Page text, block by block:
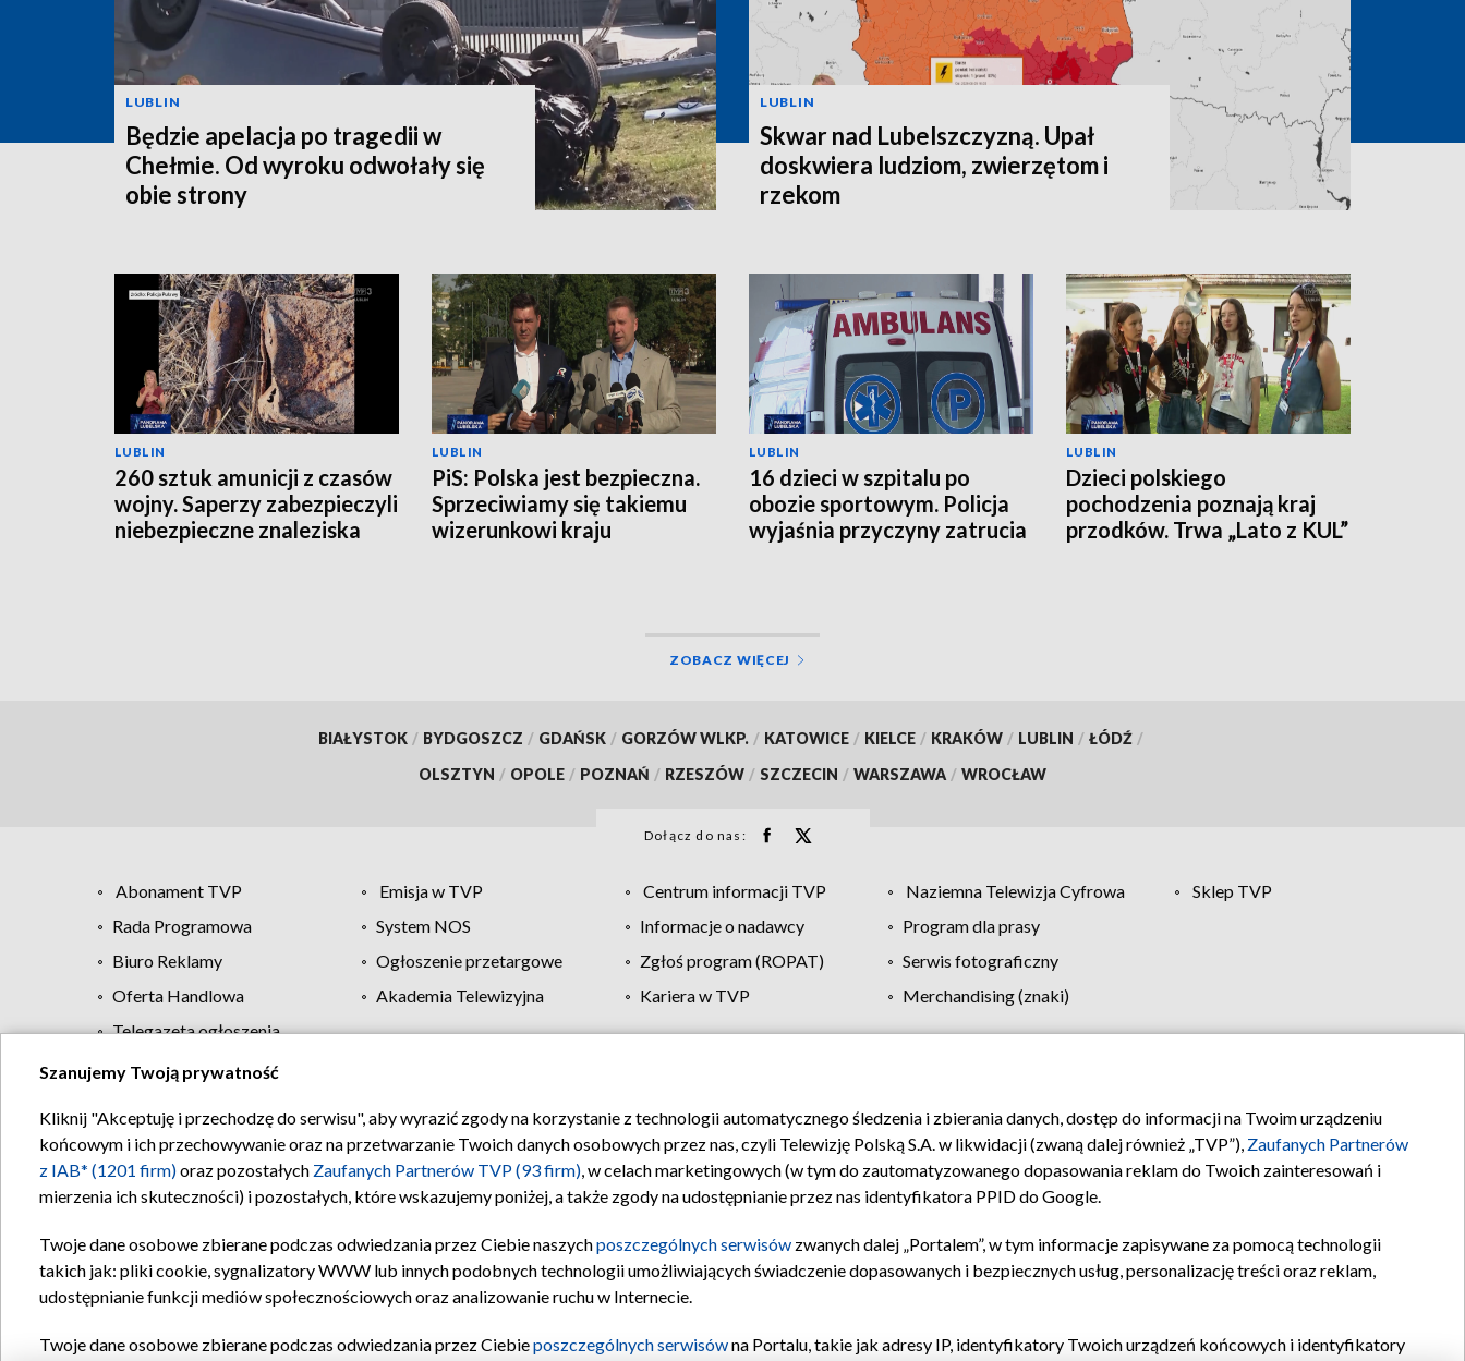
LUBLIN
Będzie apelacja po tragedii w
Chełmie. Od wyroku odwołały się
obie strony
LUBLIN
Skwar nad Lubelszczyzną. Upał
doskwiera ludziom, zwierzętom i
rzekom
LUBLIN
260 sztuk amunicji z czasów
wojny. Saperzy zabezpieczyli
niebezpieczne znaleziska
LUBLIN
PiS: Polska jest bezpieczna.
Sprzeciwiamy się takiemu
wizerunkowi kraju
LUBLIN
16 dzieci w szpitalu po
obozie sportowym. Policja
wyjaśnia przyczyny zatrucia
LUBLIN
Dzieci polskiego
pochodzenia poznają kraj
przodków. Trwa „Lato z KUL”
ZOBACZ WIĘCEJ
BIAŁYSTOK / BYDGOSZCZ / GDAŃSK / GORZÓW WLKP. / KATOWICE / KIELCE / KRAKÓW / LUBLIN / ŁÓDŹ /
OLSZTYN / OPOLE / POZNAŃ / RZESZÓW / SZCZECIN / WARSZAWA / WROCŁAW
Dołącz do nas:
Abonament TVP Emisja w TVP Centrum informacji TVP Naziemna Telewizja Cyfrowa
Sklep TVP
Rada Programowa
System NOS Informacje o nadawcy
Program dla prasy
Biuro Reklamy
Ogłoszenie przetargowe Zgłoś program (ROPAT)
Serwis fotograficzny
Oferta Handlowa
Akademia Telewizyjna Kariera w TVP
Merchandising (znaki)
Telegazeta ogłoszenia
Regulamin TVP Polityka prywatności Moje zgody Pomoc Biuro reklamy Kontakt
Szanujemy Twoją prywatność
Kliknij "Akceptuję i przechodzę do serwisu", aby wyrazić zgody na korzystanie z technologii automatycznego śledzenia i zbierania danych, dostęp do informacji na Twoim urządzeniu
końcowym i ich przechowywanie oraz na przetwarzanie Twoich danych osobowych przez nas, czyli Telewizję Polską S.A. w likwidacji (zwaną dalej również „TVP”), Zaufanych Partnerów
z IAB* (1201 firm)oraz pozostałych Zaufanych Partnerów TVP (93 firm), w celach marketingowych (w tym do zautomatyzowanego dopasowania reklam do Twoich zainteresowań i
mierzenia ich skuteczności) i pozostałych, które wskazujemy poniżej, a także zgody na udostępnianie przez nas identyfikatora PPID do Google.
Twoje dane osobowe zbierane podczas odwiedzania przez Ciebie naszychposzczególnych serwisów zwanych dalej „Portalem”, w tym informacje zapisywane za pomocą technologii
takich jak: pliki cookie, sygnalizatory WWW lub innych podobnych technologii umożliwiających świadczenie dopasowanych i bezpiecznych usług, personalizację treści oraz reklam,
udostępnianie funkcji mediów społecznościowych oraz analizowanie ruchu w Internecie.
Twoje dane osobowe zbierane podczas odwiedzania przez Ciebieposzczególnych serwisówna Portalu, takie jak adresy IP, identyfikatory Twoich urządzeń końcowych i identyfikatory